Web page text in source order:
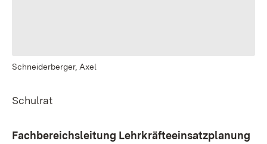
Schneiderberger, Axel
Schulrat
Fachbereichsleitung Lehrkräfteeinsatzplanung